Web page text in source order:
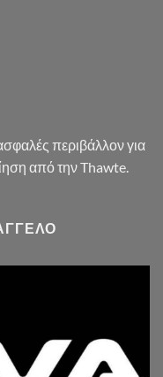
περιβάλλον για
από την Thawte.